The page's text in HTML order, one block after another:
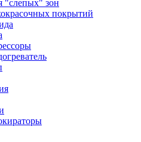
"слепых" зон
покрытий